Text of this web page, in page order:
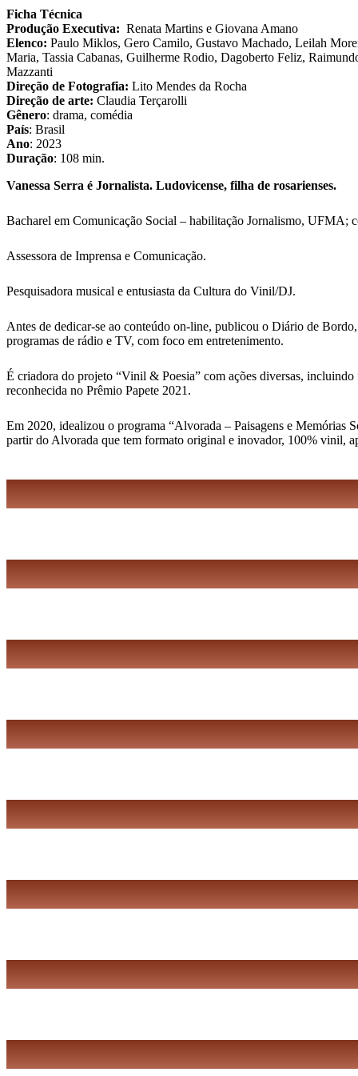
Ficha Técnica
Produção Executiva: Renata Martins e Giovana Amano
Elenco: Paulo Miklos, Gero Camilo, Gustavo Machado, Leilah
Maria, Tassia Cabanas, Guilherme Rodio, Dagoberto Feliz,
Mazzanti
Direção de Fotografia: Lito Mendes da Rocha
Direção de arte: Claudia Terçarolli
Gênero: drama, comédia
País: Brasil
Ano: 2023
Duração: 108 min.
Vanessa Serra é Jornalista. Ludovicense, filha de rosarienses.
Bacharel em Comunicação Social – habilitação Jornalismo, UFMA;
Assessora de Imprensa e Comunicação.
Pesquisadora musical e entusiasta da Cultura do Vinil/DJ.
Antes de dedicar-se ao conteúdo on-line, publicou o Diário de
programas de rádio e TV, com foco em entretenimento.
É criadora do projeto “Vinil & Poesia” com ações diversas,
reconhecida no Prêmio Papete 2021.
Em 2020, idealizou o programa “Alvorada – Paisagens e Memórias
partir do Alvorada que tem formato original e inovador, 100% vinil,